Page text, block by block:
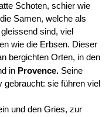
Schoten, schier wie
Samen, welche als
sind, viel
wie die Erbsen. Dieser
bergichten Orten, in den
in Provence.Seine
gebraucht: sie führen viel
und den Gries, zur